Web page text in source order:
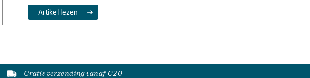
Artikel lezen
Gratis verzending vanaf €20